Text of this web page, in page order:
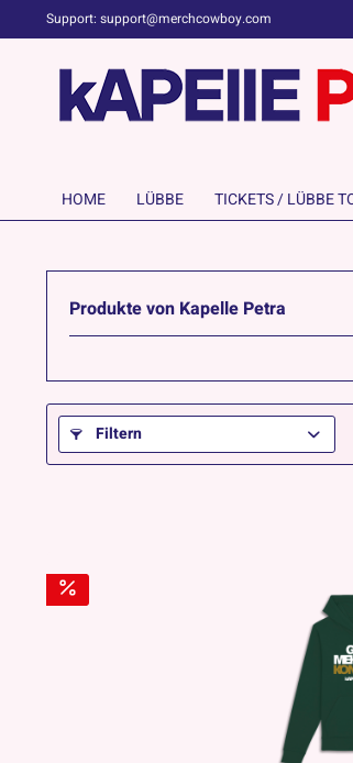
Support: support@merchcowboy.com
HOME LÜBBE TICKETS / LÜBBE
Produkte von Kapelle Petra
Filtern